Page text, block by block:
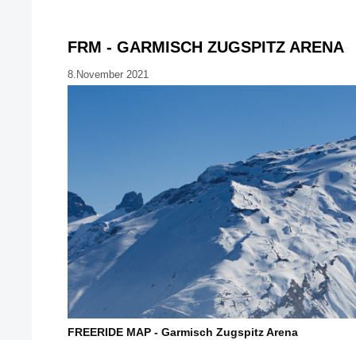
FRM - GARMISCH ZUGSPITZ ARENA
8.November 2021
FREERIDE MAP - Garmisch Zugspitz Arena